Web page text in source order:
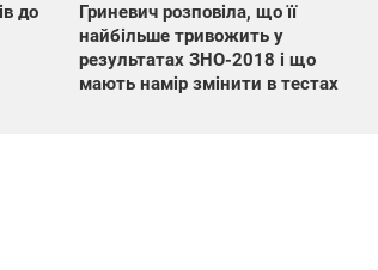
до
Гриневич розповіла, що її
найбільше тривожить у
результатах ЗНО-2018 і що
мають намір змінити в тестах